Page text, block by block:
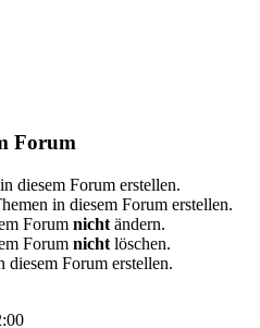
Forum
diesem Forum erstellen.
in diesem Forum erstellen.
Forum nicht ändern.
Forum nicht löschen.
diesem Forum erstellen.